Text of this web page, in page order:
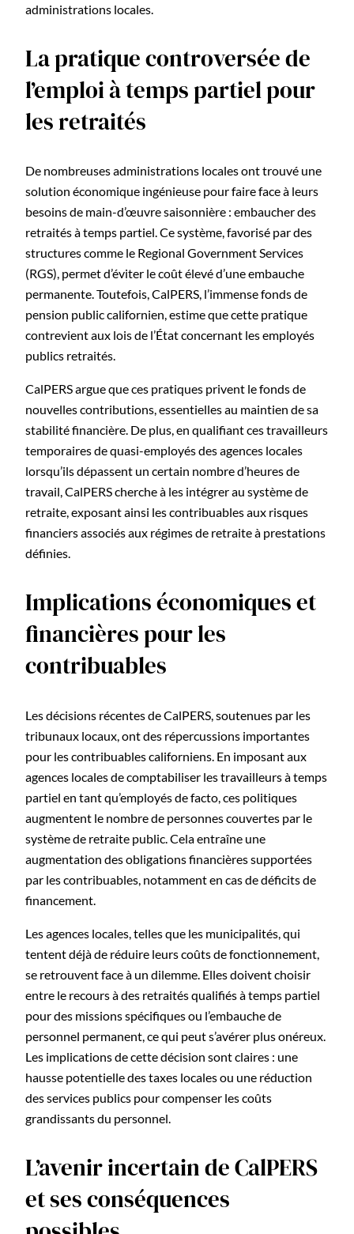
administrations locales.
La pratique controversée de
l’emploi à temps partiel pour
les retraités
De nombreuses administrations locales ont trouvé une
solution économique ingénieuse pour faire face à leurs
besoins de main-d’œuvre saisonnière : embaucher des
retraités à temps partiel. Ce système, favorisé par des
structures comme le Regional Government Services
(RGS), permet d’éviter le coût élevé d’une embauche
permanente. Toutefois, CalPERS, l’immense fonds de
pension public californien, estime que cette pratique
contrevient aux lois de l’État concernant les employés
publics retraités.
CalPERS argue que ces pratiques privent le fonds de
nouvelles contributions, essentielles au maintien de sa
stabilité financière. De plus, en qualifiant ces travailleurs
temporaires de quasi-employés des agences locales
lorsqu’ils dépassent un certain nombre d’heures de
travail, CalPERS cherche à les intégrer au système de
retraite, exposant ainsi les contribuables aux risques
financiers associés aux régimes de retraite à prestations
définies.
Implications économiques et
financières pour les
contribuables
Les décisions récentes de CalPERS, soutenues par les
tribunaux locaux, ont des répercussions importantes
pour les contribuables californiens. En imposant aux
agences locales de comptabiliser les travailleurs à temps
partiel en tant qu’employés de facto, ces politiques
augmentent le nombre de personnes couvertes par le
système de retraite public. Cela entraîne une
augmentation des obligations financières supportées
par les contribuables, notamment en cas de déficits de
financement.
Les agences locales, telles que les municipalités, qui
tentent déjà de réduire leurs coûts de fonctionnement,
se retrouvent face à un dilemme. Elles doivent choisir
entre le recours à des retraités qualifiés à temps partiel
pour des missions spécifiques ou l’embauche de
personnel permanent, ce qui peut s’avérer plus onéreux.
Les implications de cette décision sont claires : une
hausse potentielle des taxes locales ou une réduction
des services publics pour compenser les coûts
grandissants du personnel.
L’avenir incertain de CalPERS
et ses conséquences